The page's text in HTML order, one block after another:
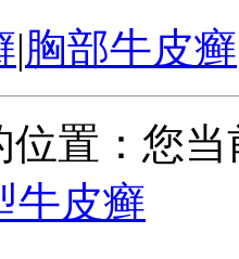
|胸部牛皮癣
位置：您
牛皮癣